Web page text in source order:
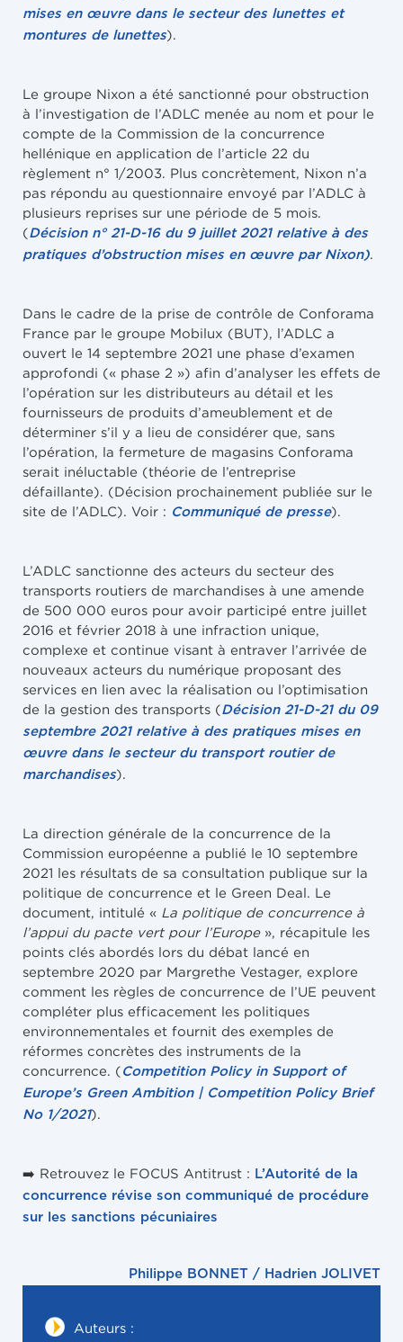
Auteurs :
mises en œuvre dans le secteur des lunettes et
montures de lunettes).
Le groupe Nixon a été sanctionné pour obstruction
à l’investigation de l’ADLC menée au nom et pour le
compte de la Commission de la concurrence
hellénique en application de l’article 22 du
règlement n° 1/2003. Plus concrètement, Nixon n’a
pas répondu au questionnaire envoyé par l’ADLC à
plusieurs reprises sur une période de 5 mois.
(Décision n° 21-D-16 du 9 juillet 2021 relative à des
pratiques d’obstruction mises en œuvre par Nixon)
Dans le cadre de la prise de contrôle de Conforama
France par le groupe Mobilux (BUT), l’ADLC a
ouvert le 14 septembre 2021 une phase d’examen
approfondi (« phase 2 ») afin d’analyser les effets de
l’opération sur les distributeurs au détail et les
fournisseurs de produits d’ameublement et de
déterminer s’il y a lieu de considérer que, sans
l’opération, la fermeture de magasins Conforama
serait inéluctable (théorie de l’entreprise
défaillante). (Décision prochainement publiée sur le
site de l’ADLC). Voir : Communiqué de presse).
L’ADLC sanctionne des acteurs du secteur des
transports routiers de marchandises à une amende
de 500 000 euros pour avoir participé entre juillet
2016 et février 2018 à une infraction unique,
complexe et continue visant à entraver l’arrivée de
nouveaux acteurs du numérique proposant des
services en lien avec la réalisation ou l’optimisation
de la gestion des transports (Décision 21-D-21 du 09
septembre 2021 relative à des pratiques mises en
œuvre dans le secteur du transport routier de
marchandises).
La direction générale de la concurrence de la
Commission européenne a publié le 10 septembre
2021 les résultats de sa consultation publique sur la
politique de concurrence et le Green Deal. Le
document, intitulé « La politique de concurrence à
l’appui du pacte vert pour l’Europe», récapitule les
points clés abordés lors du débat lancé en
septembre 2020 par Margrethe Vestager, explore
comment les règles de concurrence de l’UE peuvent
compléter plus efficacement les politiques
environnementales et fournit des exemples de
réformes concrètes des instruments de la
concurrence. ( Competition Policy in Support of
Europe’s Green Ambition | Competition Policy Brief
No 1/2021).
➡️ Retrouvez le FOCUS Antitrust : L’Autorité de la
concurrence révise son communiqué de procédure
sur les sanctions pécuniaires
Philippe BONNET / Hadrien JOLIVET